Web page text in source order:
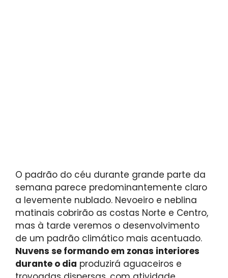
O padrão do céu durante grande parte da
semana parece predominantemente claro
a levemente nublado. Nevoeiro e neblina
matinais cobrirão as costas Norte e Centro,
mas à tarde veremos o desenvolvimento
de um padrão climático mais acentuado.
Nuvens se formando em zonas interiores
durante o dia produzirá aguaceiros e